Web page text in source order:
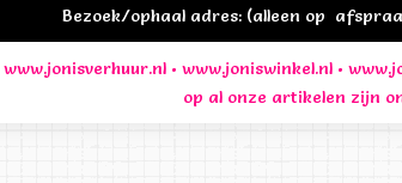
Bezoek/ophaal adres: (alleen op
www.jonisverhuur.nl • www.joniswinkel.nl •
op al onze artikelen zijn